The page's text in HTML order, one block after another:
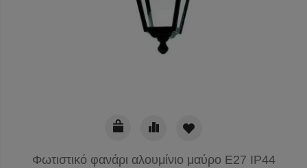
Φωτιστικό φανάρι αλουμίνιο μαύρο E27 IP44